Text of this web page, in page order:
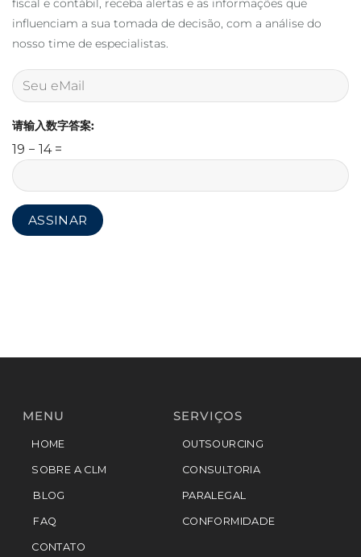
fiscal e contábil, receba alertas e as informações que
influenciam a sua tomada de decisão, com a análise do
nosso time de especialistas.
请输入数字答案:
19 − 14 =
MENU
HOME
SOBRE A CLM
BLOG
FAQ
CONTATO
SERVIÇOS
OUTSOURCING
CONSULTORIA
PARALEGAL
CONFORMIDADE